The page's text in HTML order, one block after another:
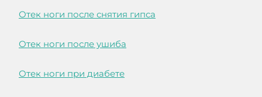
Отек ноги после снятия гипса
Отек ноги после ушиба
Отек ноги при диабете